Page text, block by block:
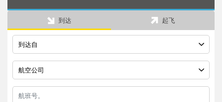
到达 起飞